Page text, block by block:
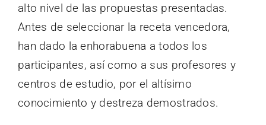
alto nivel de las propuestas presentadas.
Antes de seleccionar la receta vencedora,
han dado la enhorabuena a todos los
participantes, así como a sus profesores y
centros de estudio, por el altísimo
conocimiento y destreza demostrados.